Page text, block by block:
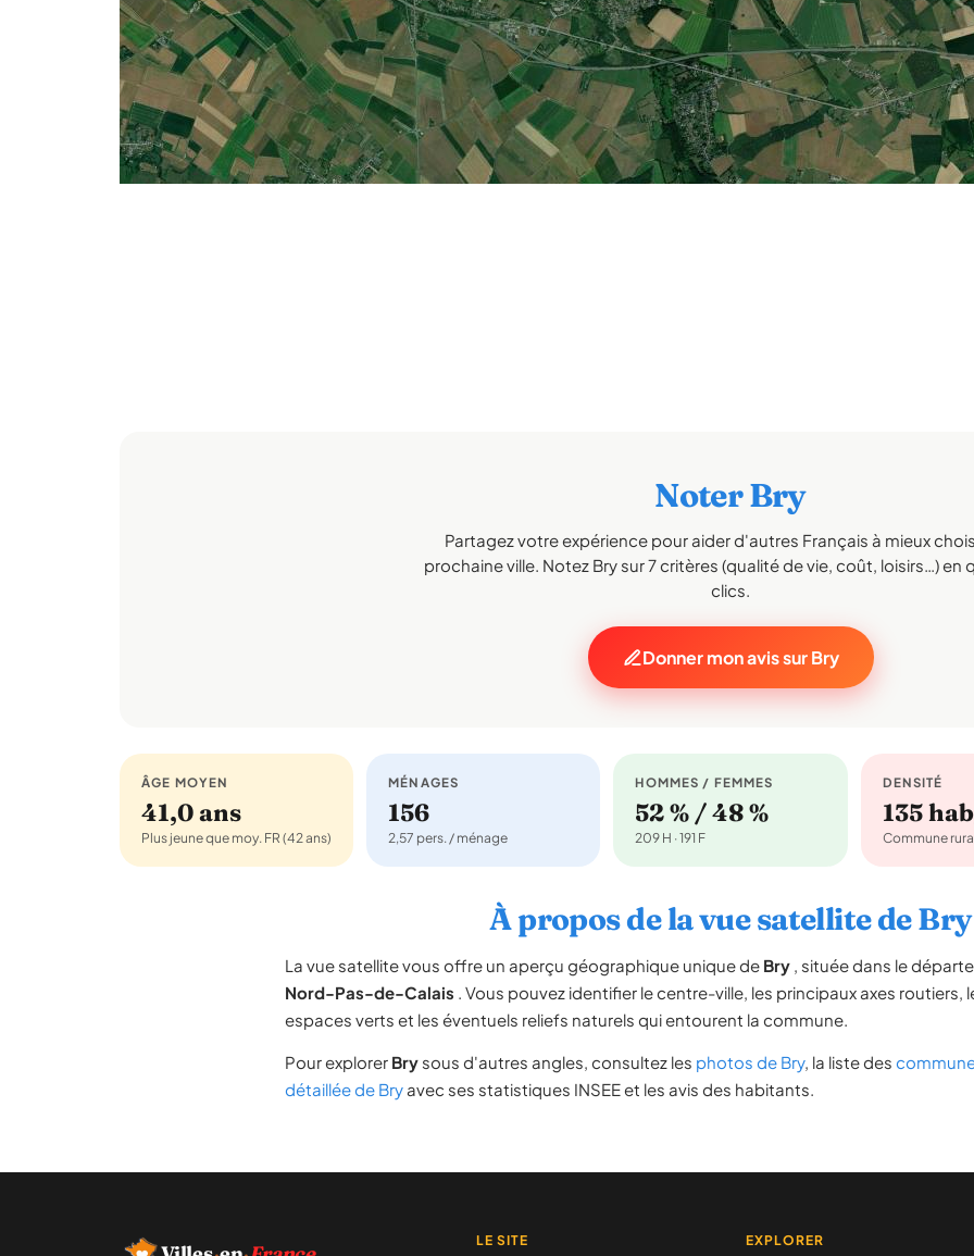
Noter Bry
Partagez votre expérience pour aider d'autres Français à mieux
prochaine ville. Notez Bry sur 7 critères (qualité de vie, coût, loisirs…) en
clics.
Donner mon avis sur Bry
ÂGE MOYEN
41,0 ans
Plus jeune que moy. FR (42 ans)
MÉNAGES
156
2,57 pers. / ménage
HOMMES / FEMMES
52 % / 48 %
209 H · 191 F
DENSITÉ
135
Commune
À propos de la vue satellite de Bry
La vue satellite vous offre un aperçu géographique unique de Bry , située dans le
Nord-Pas-de-Calais . Vous pouvez identifier le centre-ville, les principaux axes routiers,
espaces verts et les éventuels reliefs naturels qui entourent la commune.
Pour explorer Bry sous d'autres angles, consultez les photos de Bry, la liste des
détaillée de Bry avec ses statistiques INSEE et les avis des habitants.
LE SITE EXPLORER